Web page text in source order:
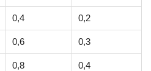
0,4 0,2
0,6 0,3
0,8 0,4